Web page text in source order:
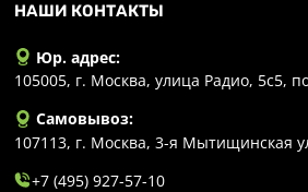
НАШИ КОНТАКТЫ
Юр. адрес:
105005, г. Москва, улица Радио, 5с5,
Самовывоз:
107113, г. Москва, 3-я Мытищинская
+7 (495) 927-57-10